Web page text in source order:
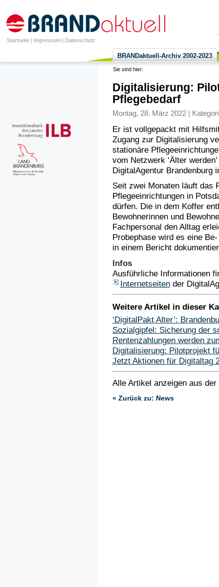
Startseite | Impressum | Datenschutz
BRANDaktuell-Archiv 2002-2023
Sie sind hier:
Digitalisierung:
Pflegebedarf
Montag, 28. März 2022 |
Er ist vollgepackt mit
Zugang zur Digitalisierung
stationäre
vom Netzwerk ‘Älter
DigitalAgentur Brandenburg
Seit zwei Monaten läuft das
Pflegeeinrichtungen in
dürfen. Die in dem Koffer
Bewohnerinnen und
Fachpersonal den Alltag
Probephase wird es eine
in einem Bericht
Infos
Ausführliche Informationen
Internetseitender
Weitere Artikel in dieser
‘DigitalPakt Alter’:
Sozialgipfel: Sicherung der
Rentenzahlungen werden
Digitalisierung: Pilotprojekt
Jetzt Aktionen für Digitaltag
Alle Artikel anzeigen aus
« Zurück zu: News